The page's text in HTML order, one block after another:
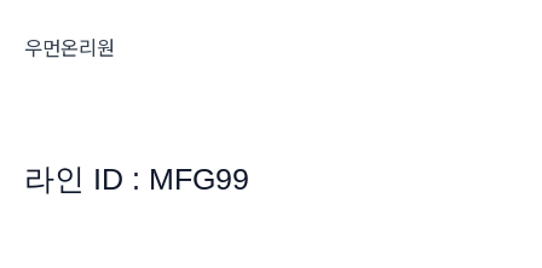
우먼온리원
라인 ID : MFG99